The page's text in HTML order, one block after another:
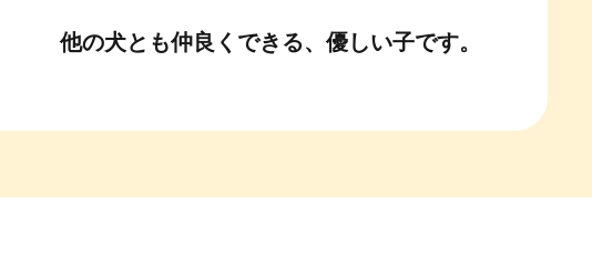
他の犬とも仲良くできる、優しい子です。